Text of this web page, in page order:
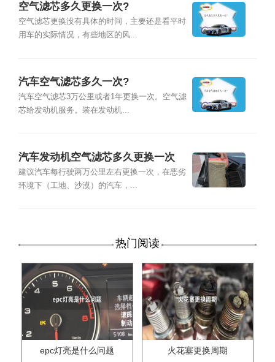
空气滤芯多久更换一次?
空气滤芯更换没有具体的时间，主要还是看平时
用车的实际情况，有些地区的风...
汽车空气滤芯多久一次?
汽车空气滤芯3万公里或者1年更换一次。空气滤
芯给发动机服务。装在发动机...
汽车发动机空气滤芯多久更换一次
建议汽车每行驶两万公里左右更换一次，在恶劣
环境下（工地、沙漠）的汽车，...
热门阅读
epc灯亮是什么问题 火花塞更换周期